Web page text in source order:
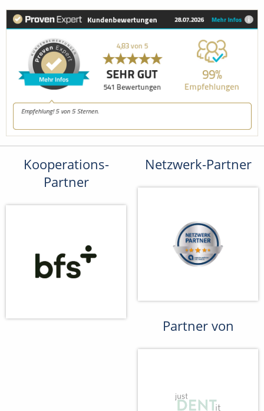
Kooperations-
Partner
Netzwerk-Partner
Partner von